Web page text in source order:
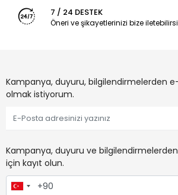
7 / 24 DESTEK
Öneri ve şikayetlerinizi bize
Kampanya, duyuru, bilgilendirmelerden
olmak istiyorum.
Kampanya, duyuru ve
için kayıt olun.